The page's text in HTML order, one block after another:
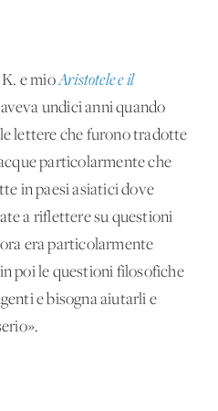
K. e mioAristotele e il
undici anni quando
lettere che furono tradotte
particolarmente che
in paesi asiatici dove
a riflettere su questioni
era particolarmente
poi le questioni filosofiche
e bisogna aiutarli e